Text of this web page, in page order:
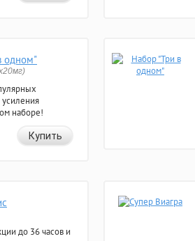
одном"
усиления
наборе!
Купить
до 36 часов и